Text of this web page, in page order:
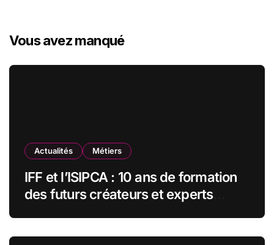
c
e
Vous avez manqué
Actualités Métiers
IFF et l’ISIPCA : 10 ans de formation
des futurs créateurs et experts